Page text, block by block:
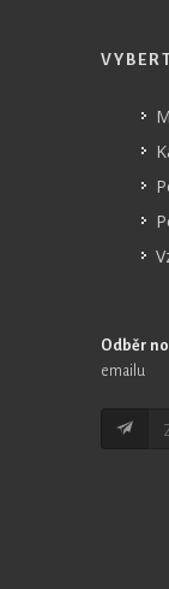
Odběr
emailu